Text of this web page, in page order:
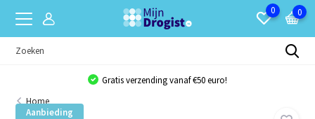
0 0
Gratis verzending vanaf €50 euro!
Home
Aanbieding